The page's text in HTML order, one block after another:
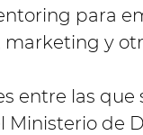
para
y
entre las que
de